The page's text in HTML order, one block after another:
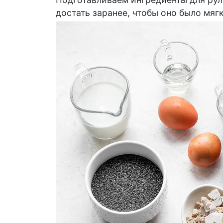
достать заранее, чтобы оно было